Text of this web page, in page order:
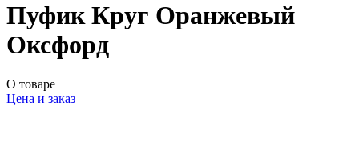
Пуфик Круг Оранжевый
Оксфорд
О товаре
Цена и заказ